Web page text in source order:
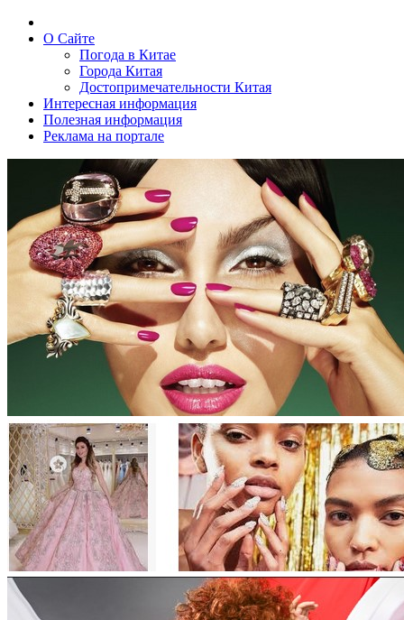
О Сайте
Погода в Китае
Города Китая
Достопримечательности Китая
Интересная информация
Полезная информация
Реклама на портале